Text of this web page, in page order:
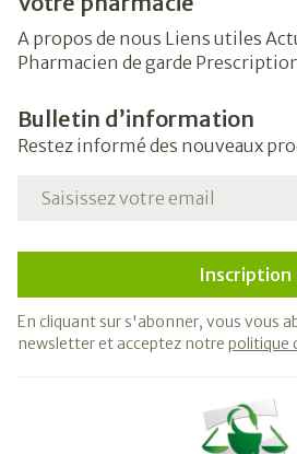
A propos de nous Liens utiles
Pharmacien de garde
Bulletin d’information
Restez informé des nouveaux
Adresse mail
Inscription
En cliquant sur s'abonner, vous vous
newsletter et acceptez notre politique